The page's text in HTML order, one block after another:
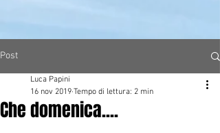
Post
Che domenica....
Luca Papini
16 nov 2019 Tempo di lettura: 2 min